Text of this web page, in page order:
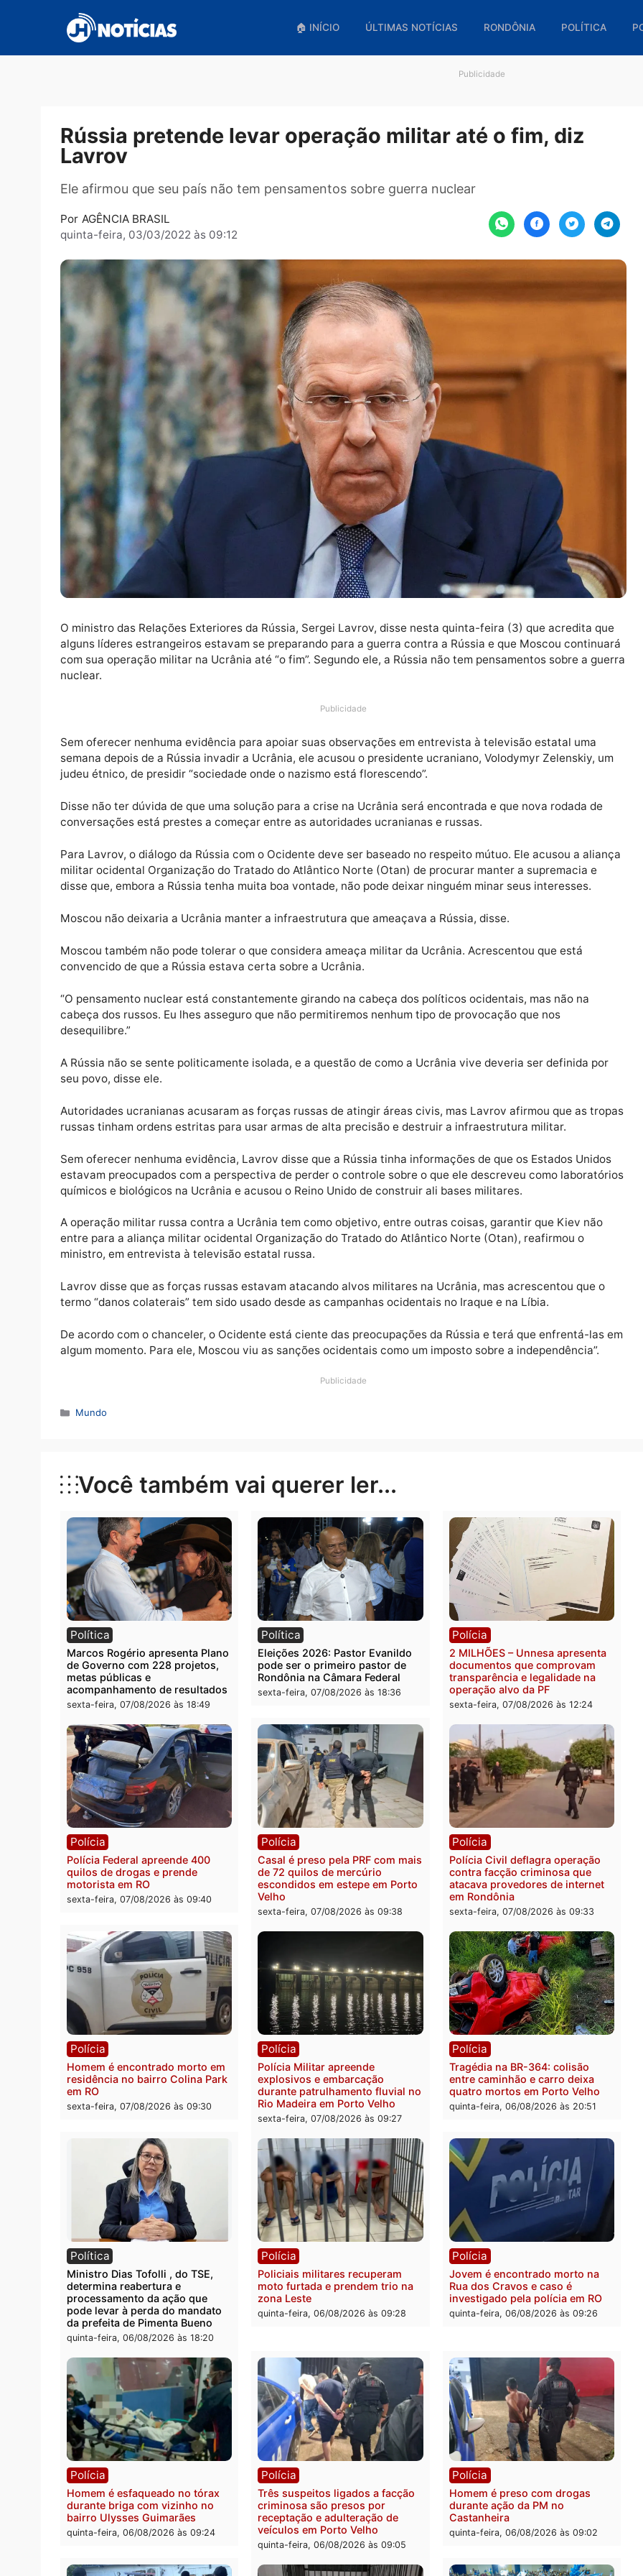
conteúdo
🏠 INÍCIO ÚLTIMAS NOTÍCIAS RONDÔNIA
Rússia pretende levar operação militar até o fim, diz
Lavrov
Ele afirmou que seu país não tem pensamentos sobre guerra nuclear
Por AGÊNCIA BRASIL
quinta-feira, 03/03/2022 às 09:12
alguns líderes estrangeiros estavam se preparando para a guerra contra a Rússia e que Moscou
nuclear.
Sem oferecer nenhuma evidência para apoiar suas observações em entrevista à televisão estatal
judeu étnico, de presidir “sociedade onde o nazismo está florescendo”.
Disse não ter dúvida de que uma solução para a crise na Ucrânia será encontrada e que nova
conversações está prestes a começar entre as autoridades ucranianas e russas.
Para Lavrov, o diálogo da Rússia com o Ocidente deve ser baseado no respeito mútuo. Ele acusou a
militar ocidental Organização do Tratado do Atlântico Norte (Otan) de procurar manter a
Moscou não deixaria a Ucrânia manter a infraestrutura que ameaçava a Rússia, disse.
Moscou também não pode tolerar o que considera ameaça militar da Ucrânia. Acrescentou que está
convencido de que a Rússia estava certa sobre a Ucrânia.
“O pensamento nuclear está constantemente girando na cabeça dos políticos ocidentais, mas não
cabeça dos russos. Eu lhes asseguro que não permitiremos nenhum tipo de provocação que nos
A Rússia não se sente politicamente isolada, e a questão de como a Ucrânia vive deveria ser
seu povo, disse ele.
Autoridades ucranianas acusaram as forças russas de atingir áreas civis, mas Lavrov afirmou que
russas tinham ordens estritas para usar armas de alta precisão e destruir a infraestrutura militar.
Sem oferecer nenhuma evidência, Lavrov disse que a Rússia tinha informações de que os Estados
estavam preocupados com a perspectiva de perder o controle sobre o que ele descreveu como
A operação militar russa contra a Ucrânia tem como objetivo, entre outras coisas, garantir que Kiev
entre para a aliança militar ocidental Organização do Tratado do Atlântico Norte (Otan), reafirmou o
De acordo com o chanceler, o Ocidente está ciente das preocupações da Rússia e terá que
algum momento. Para ele, Moscou viu as sanções ocidentais como um imposto sobre a
Publicidade
Categorias
Mundo
Você também vai querer ler...
Política
Marcos Rogério apresenta Plano
de Governo com 228 projetos,
metas públicas e
acompanhamento de resultados
sexta-feira, 07/08/2026 às 18:49
Política
Eleições 2026: Pastor Evanildo
pode ser o primeiro pastor de
Rondônia na Câmara Federal
sexta-feira, 07/08/2026 às 18:36
transparência e legalidade
operação alvo da PF
sexta-feira, 07/08/2026 às
Polícia
Polícia Federal apreende 400
quilos de drogas e prende
motorista em RO
sexta-feira, 07/08/2026 às 09:40
Polícia
Casal é preso pela PRF com mais
de 72 quilos de mercúrio
escondidos em estepe em Porto
Velho
sexta-feira, 07/08/2026 às 09:38
Polícia Civil deflagra
contra facção criminosa
atacava provedores de
em Rondônia
Polícia
Homem é encontrado morto em
residência no bairro Colina Park
em RO
sexta-feira, 07/08/2026 às 09:30
Polícia
Polícia Militar apreende
explosivos e embarcação
durante patrulhamento fluvial no
Polícia
Tragédia na BR-364:
entre caminhão e carro
quatro mortos em Porto
Política
Ministro Dias Tofolli , do TSE,
determina reabertura e
pode levar à perda do mandato
Polícia
Policiais militares recuperam
moto furtada e prendem trio na
zona Leste
quinta-feira, 06/08/2026 às 09:28
Polícia
Jovem é encontrado
Rua dos Cravos e caso é
quinta-feira, 06/08/2026 às